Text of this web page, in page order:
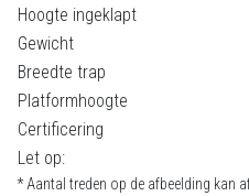
Hoogte ingeklapt
Gewicht
Breedte trap
Platformhoogte
Certificering
Let op:
* Aantal treden op de afbeelding kan